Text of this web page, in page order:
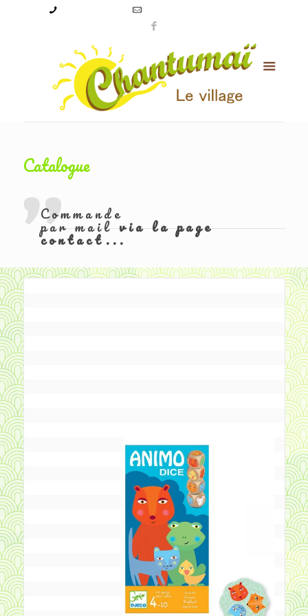
Catalogue
Commande
par mailvia la page
contact...